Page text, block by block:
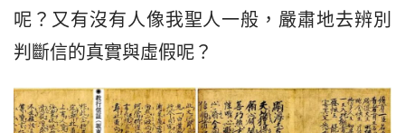
呢？又有沒有人像我聖人一般，嚴肅地去辨別
判斷信的真實與虛假呢？